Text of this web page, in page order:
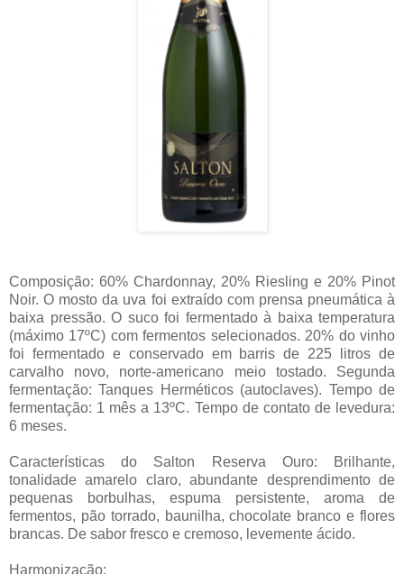
Composição: 60% Chardonnay, 20% Riesling e 20% Pinot
Noir. O mosto da uva foi extraído com prensa pneumática à
baixa pressão. O suco foi fermentado à baixa temperatura
(máximo 17ºC) com fermentos selecionados. 20% do vinho
foi fermentado e conservado em barris de 225 litros de
carvalho novo, norte-americano meio tostado. Segunda
fermentação: Tanques Herméticos (autoclaves). Tempo de
fermentação: 1 mês a 13ºC. Tempo de contato de levedura:
6 meses.
Características do Salton Reserva Ouro: Brilhante,
tonalidade amarelo claro, abundante desprendimento de
pequenas borbulhas, espuma persistente, aroma de
fermentos, pão torrado, baunilha, chocolate branco e flores
brancas. De sabor fresco e cremoso, levemente ácido.
Harmonização: